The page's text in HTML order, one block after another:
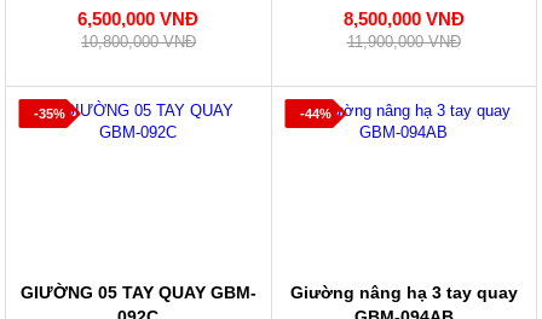
6,500,000 VNĐ
10,800,000 VNĐ
8,500,000 VNĐ
11,900,000 VNĐ
-35%
GIƯỜNG 05 TAY QUAY GBM-
-44%
Giường nâng hạ 3 tay quay